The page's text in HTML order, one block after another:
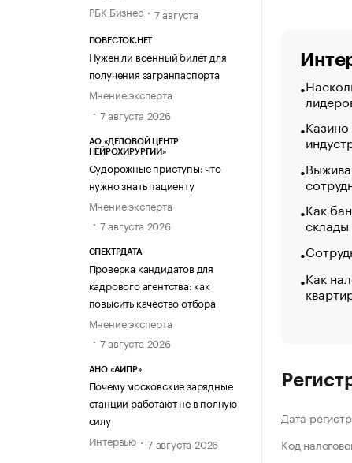
РБК Бизнес
7 августа
ПОВЕСТОК.НЕТ
Нужен ли военный билет для
получения загранпаспорта
Мнение эксперта
7 августа 2026
АО «ДЕЛОВОЙ ЦЕНТР
НЕЙРОХИРУРГИИ»
Судорожные приступы: что
нужно знать пациенту
Мнение эксперта
7 августа 2026
СПЕКТРДАТА
Проверка кандидатов для
кадрового агентства: как
повысить качество отбора
Мнение эксперта
7 августа 2026
АНО «АИПР»
Почему московские зарядные
станции работают не в полную
силу
Интервью
7 августа 2026
Как
склады
Как
Дата
Код